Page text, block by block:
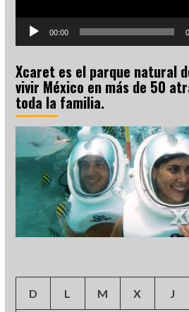
00:00
Xcaret es el parque natural
vivir México en más de 50
toda la familia.
D L M X J